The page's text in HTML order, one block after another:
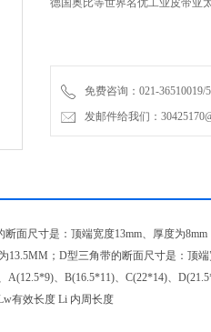
德国奥比等世界名优工业皮带亚
免费咨询：021-36510019/
发邮件给我们：
面尺寸是：顶端宽度13mm、厚度为
13.5MM；D型三角带的断面尺寸是：顶
、B(16.5*11)、C(22*14)、
有效长度 Li 内周长度